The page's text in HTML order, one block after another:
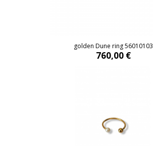
golden Dune ring 56010103
760,00 €
open pearl ring